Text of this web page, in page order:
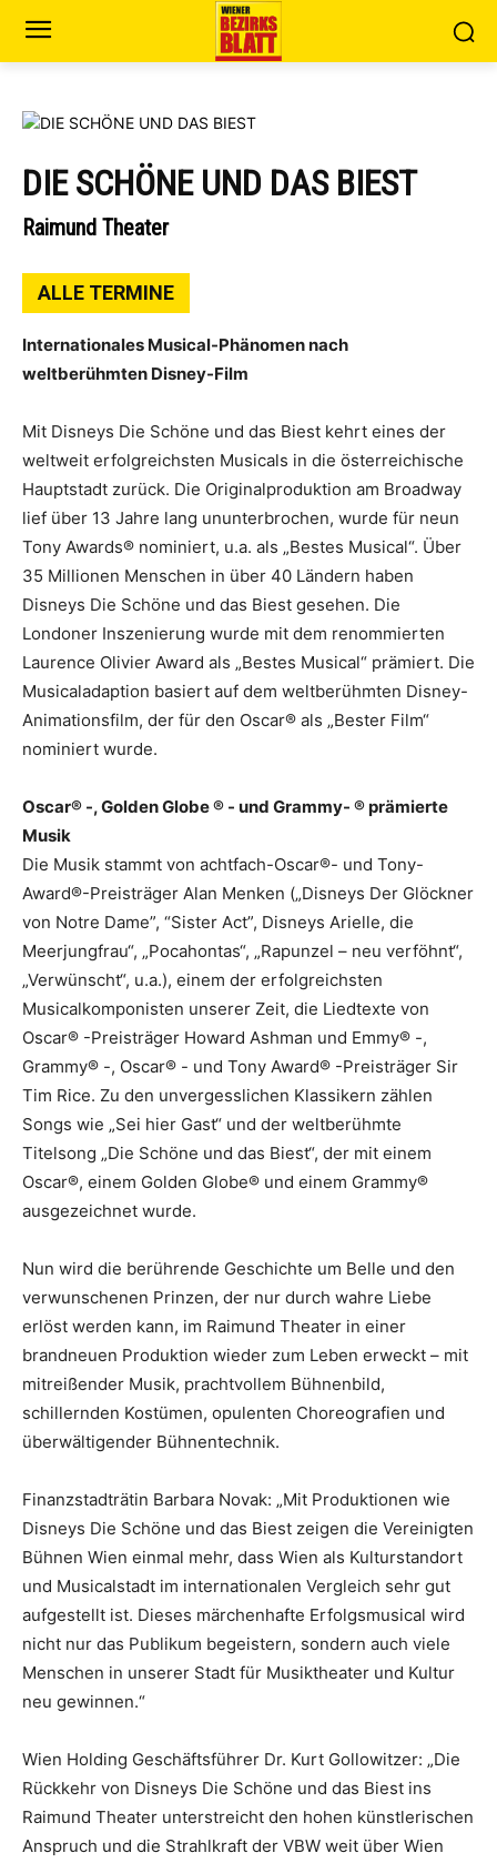
DIE SCHÖNE UND DAS BIEST
Raimund Theater
ALLE TERMINE
Internationales Musical-Phänomen nach
weltberühmten Disney-Film
Mit Disneys Die Schöne und das Biest kehrt eines der
weltweit erfolgreichsten Musicals in die österreichische
Hauptstadt zurück. Die Originalproduktion am Broadway
lief über 13 Jahre lang ununterbrochen, wurde für neun
Tony Awards® nominiert, u.a. als „Bestes Musical“. Über
35 Millionen Menschen in über 40 Ländern haben
Disneys Die Schöne und das Biest gesehen. Die
Londoner Inszenierung wurde mit dem renommierten
Laurence Olivier Award als „Bestes Musical“ prämiert. Die
Musicaladaption basiert auf dem weltberühmten Disney-
Animationsfilm, der für den Oscar® als „Bester Film“
nominiert wurde.
Oscar® -, Golden Globe ® - und Grammy- ® prämierte
Musik
Die Musik stammt von achtfach-Oscar®- und Tony-
Award®-Preisträger Alan Menken („Disneys Der Glöckner
von Notre Dame”, “Sister Act”, Disneys Arielle, die
Meerjungfrau“, „Pocahontas“, „Rapunzel – neu verföhnt“,
„Verwünscht“, u.a.), einem der erfolgreichsten
Musicalkomponisten unserer Zeit, die Liedtexte von
Oscar® -Preisträger Howard Ashman und Emmy® -,
Grammy® -, Oscar® - und Tony Award® -Preisträger Sir
Tim Rice. Zu den unvergesslichen Klassikern zählen
Songs wie „Sei hier Gast“ und der weltberühmte
Titelsong „Die Schöne und das Biest“, der mit einem
Oscar®, einem Golden Globe® und einem Grammy®
ausgezeichnet wurde.
Nun wird die berührende Geschichte um Belle und den
verwunschenen Prinzen, der nur durch wahre Liebe
erlöst werden kann, im Raimund Theater in einer
brandneuen Produktion wieder zum Leben erweckt – mit
mitreißender Musik, prachtvollem Bühnenbild,
schillernden Kostümen, opulenten Choreografien und
überwältigender Bühnentechnik.
Finanzstadträtin Barbara Novak: „Mit Produktionen wie
Disneys Die Schöne und das Biest zeigen die Vereinigten
Bühnen Wien einmal mehr, dass Wien als Kulturstandort
und Musicalstadt im internationalen Vergleich sehr gut
aufgestellt ist. Dieses märchenhafte Erfolgsmusical wird
nicht nur das Publikum begeistern, sondern auch viele
Menschen in unserer Stadt für Musiktheater und Kultur
neu gewinnen.“
Wien Holding Geschäftsführer Dr. Kurt Gollowitzer: „Die
Rückkehr von Disneys Die Schöne und das Biest ins
Raimund Theater unterstreicht den hohen künstlerischen
Anspruch und die Strahlkraft der VBW weit über Wien